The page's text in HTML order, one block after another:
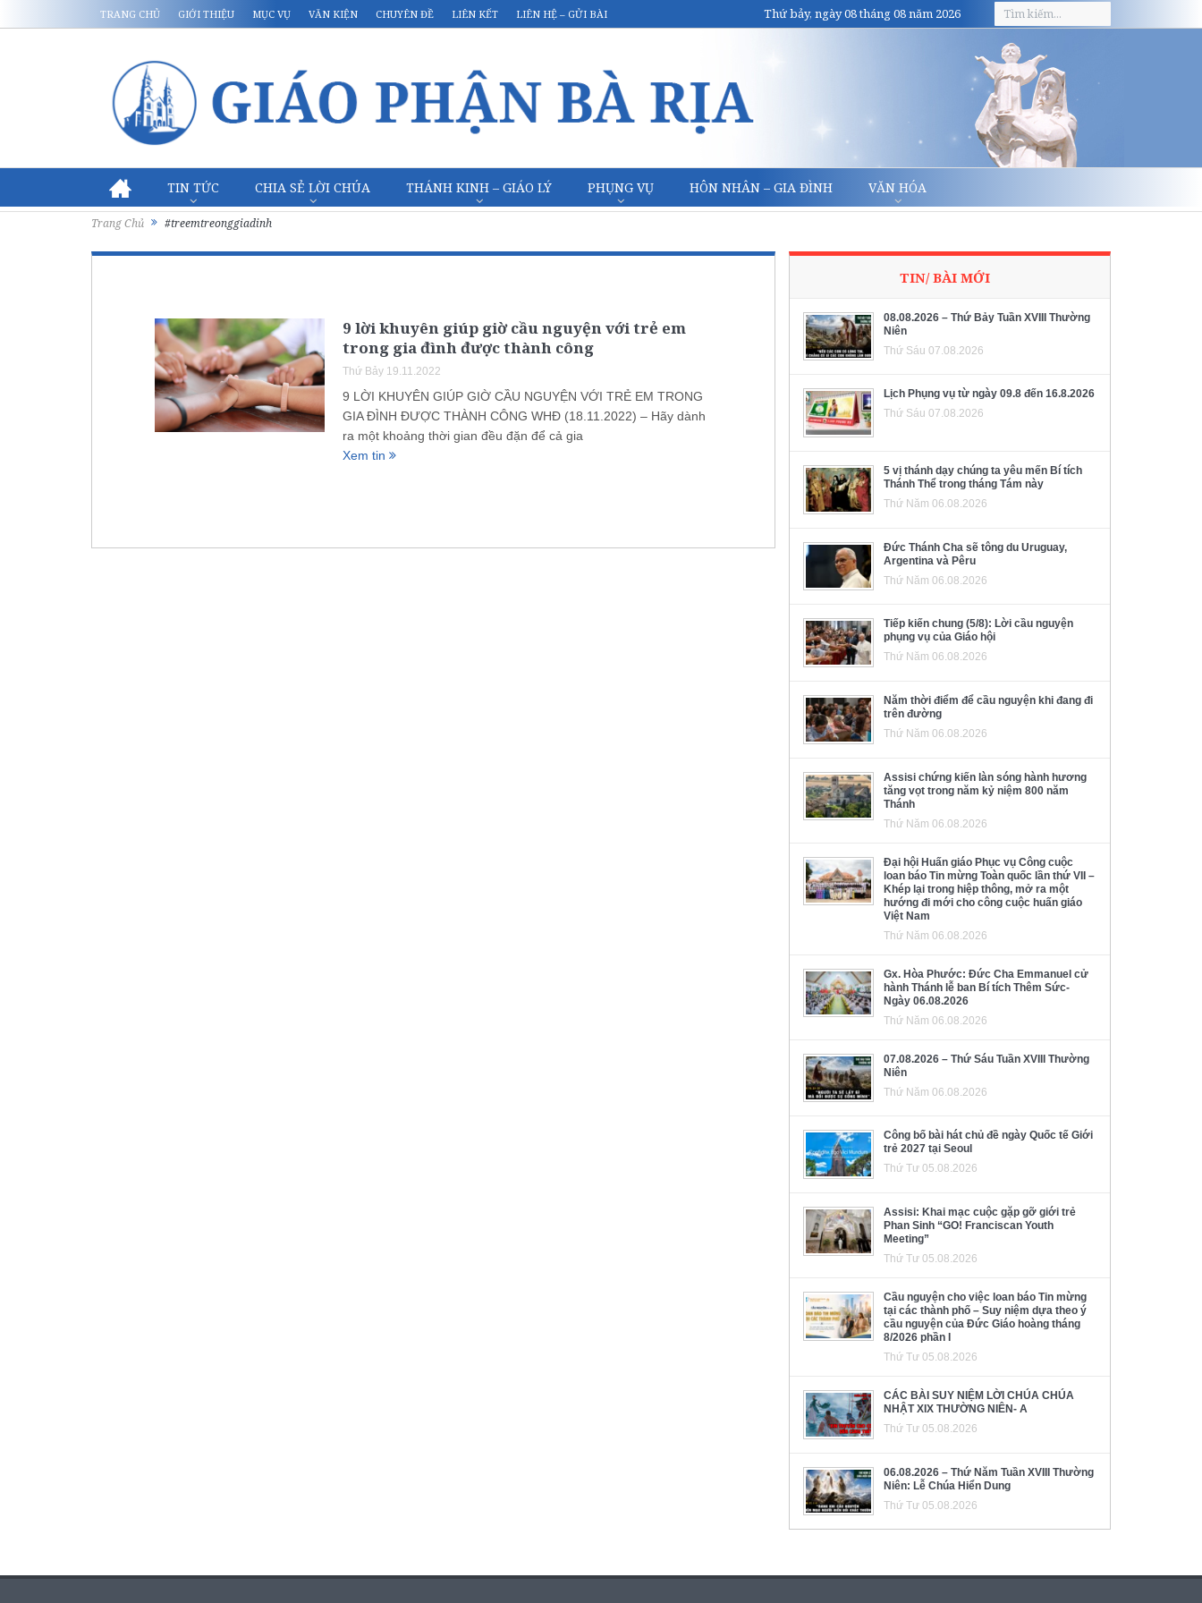
TRANG CHỦ GIỚI THIỆU MỤC VỤ VĂN KIỆN CHUYÊN ĐỀ LIÊN KẾT LIÊN HỆ – GỬI BÀI Thứ bảy, ngày 08 tháng 08 năm 2026
TIN TỨC CHIA SẺ LỜI CHÚA THÁNH KINH – GIÁO LÝ PHỤNG VỤ HÔN NHÂN – GIA ĐÌNH VĂN HÓA
Trang Chủ #treemtreonggiadinh
9 lời khuyên giúp giờ cầu nguyện với trẻ em
trong gia đình được thành công
Thứ Bảy 19.11.2022
9 LỜI KHUYÊN GIÚP GIỜ CẦU NGUYỆN VỚI TRẺ EM TRONG
GIA ĐÌNH ĐƯỢC THÀNH CÔNG WHĐ (18.11.2022) – Hãy dành
ra một khoảng thời gian đều đặn để cả gia
Xem tin
TIN/ BÀI MỚI
08.08.2026 – Thứ Bảy Tuần XVIII Thường
Niên
Thứ Sáu 07.08.2026
Lịch Phụng vụ từ ngày 09.8 đến 16.8.2026
Thứ Sáu 07.08.2026
5 vị thánh dạy chúng ta yêu mến Bí tích
Thánh Thể trong tháng Tám này
Thứ Năm 06.08.2026
Đức Thánh Cha sẽ tông du Uruguay,
Argentina và Pêru
Thứ Năm 06.08.2026
Tiếp kiến chung (5/8): Lời cầu nguyện
phụng vụ của Giáo hội
Thứ Năm 06.08.2026
Năm thời điểm để cầu nguyện khi đang đi
trên đường
Thứ Năm 06.08.2026
Assisi chứng kiến làn sóng hành hương
tăng vọt trong năm kỷ niệm 800 năm
Thánh
Thứ Năm 06.08.2026
Đại hội Huấn giáo Phục vụ Công cuộc
loan báo Tin mừng Toàn quốc lần thứ VII –
Khép lại trong hiệp thông, mở ra một
hướng đi mới cho công cuộc huấn giáo
Việt Nam
Thứ Năm 06.08.2026
Gx. Hòa Phước: Đức Cha Emmanuel cử
hành Thánh lễ ban Bí tích Thêm Sức-
Ngày 06.08.2026
Thứ Năm 06.08.2026
07.08.2026 – Thứ Sáu Tuần XVIII Thường
Niên
Thứ Năm 06.08.2026
Công bố bài hát chủ đề ngày Quốc tế Giới
trẻ 2027 tại Seoul
Thứ Tư 05.08.2026
Assisi: Khai mạc cuộc gặp gỡ giới trẻ
Phan Sinh “GO! Franciscan Youth
Meeting”
Thứ Tư 05.08.2026
Cầu nguyện cho việc loan báo Tin mừng
tại các thành phố – Suy niệm dựa theo ý
cầu nguyện của Đức Giáo hoàng tháng
8/2026 phần I
Thứ Tư 05.08.2026
CÁC BÀI SUY NIỆM LỜI CHÚA CHÚA
NHẬT XIX THƯỜNG NIÊN- A
Thứ Tư 05.08.2026
06.08.2026 – Thứ Năm Tuần XVIII Thường
Niên: Lễ Chúa Hiển Dung
Thứ Tư 05.08.2026